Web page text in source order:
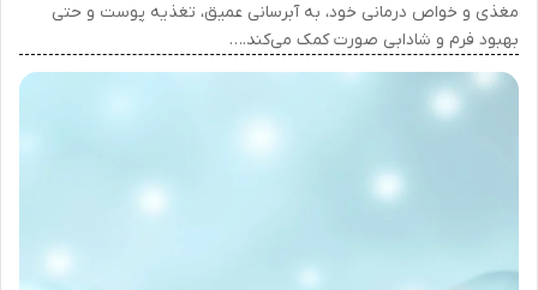
مغذی و خواص درمانی خود، به آبرسانی عمیق، تغذیه پوست و حتی
بهبود فرم و شادابی صورت کمک می‌کند.…